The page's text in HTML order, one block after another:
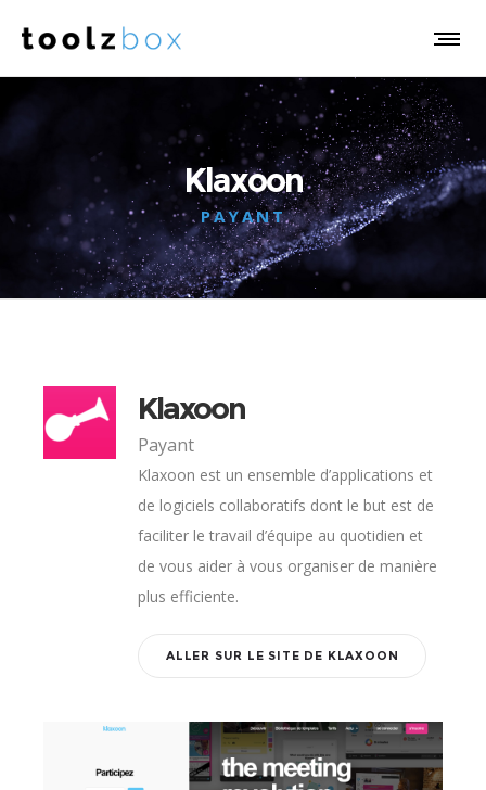
Klaxoon
PAYANT
Klaxoon
Payant
Klaxoon est un ensemble d’applications et
de logiciels collaboratifs dont le but est de
faciliter le travail d’équipe au quotidien et
de vous aider à vous organiser de manière
plus efficiente.
ALLER SUR LE SITE DE KLAXOON